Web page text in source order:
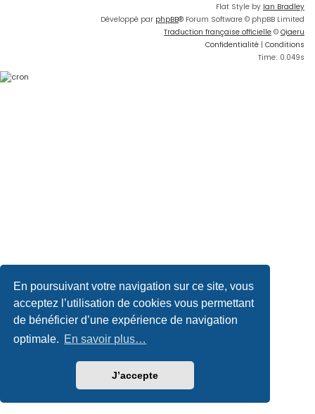
En poursuivant votre navigation sur ce site, vous
acceptez l’utilisation de cookies vous permettant
de bénéficier d’une expérience de navigation
optimale. En savoir plus…
J’accepte
Flat Style by Ian Bradley
Développé par phpBB® Forum Software © phpBB Limited
Traduction française officielle © Qiaeru
Confidentialité | Conditions
Time: 0.049s